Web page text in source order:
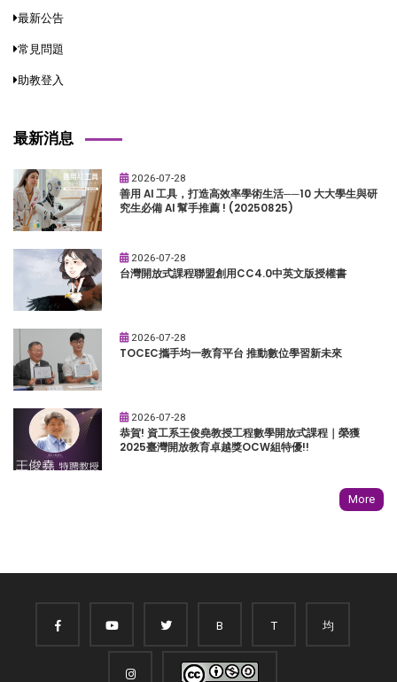
最新公告
常見問題
助教登入
最新消息
2026-07-28
善用 AI 工具，打造高效率學術生活──10 大大學生與研
究生必備 AI 幫手推薦 ! (20250825)
2026-07-28
台灣開放式課程聯盟創用CC4.0中英文版授權書
2026-07-28
TOCEC攜手均一教育平台 推動數位學習新未來
2026-07-28
恭賀! 資工系王俊堯教授工程數學開放式課程｜榮獲
2025臺灣開放教育卓越獎OCW組特優!!
More
B T 均